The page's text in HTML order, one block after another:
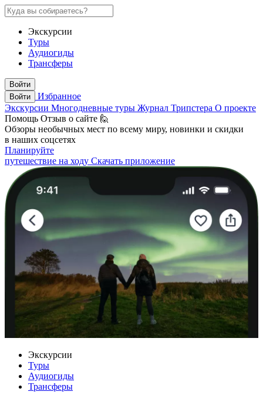
Экскурсии
Туры
Аудиогиды
Трансферы
Войти
Войти
Избранное
Экскурсии Многодневные туры Журнал Трипстера О проекте
Помощь Отзыв о сайте 🙋
Обзоры необычных мест по всему миру, новинки и скидки
в наших соцсетях
Планируйте
путешествие на ходу Скачать приложение
Экскурсии
Туры
Аудиогиды
Трансферы